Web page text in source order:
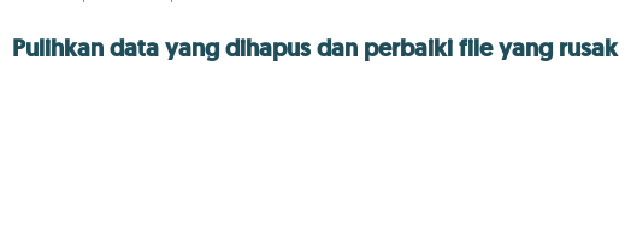
Pulihkan data yang dihapus dan perbaiki file yang rusak